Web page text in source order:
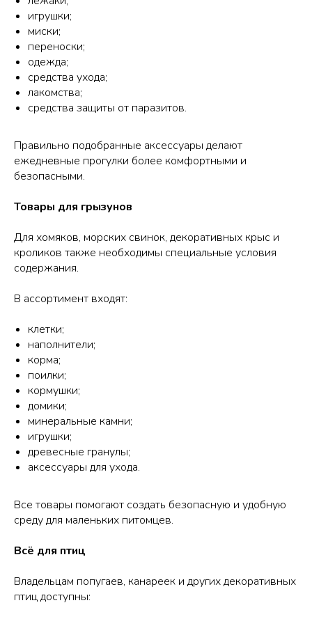
игрушки;
миски;
переноски;
одежда;
средства ухода;
лакомства;
средства защиты от паразитов.
Правильно подобранные аксессуары делают
ежедневные прогулки более комфортными и
безопасными.
Товары для грызунов
Для хомяков, морских свинок, декоративных крыс и
кроликов также необходимы специальные условия
содержания.
В ассортимент входят:
клетки;
наполнители;
корма;
поилки;
кормушки;
домики;
минеральные камни;
игрушки;
древесные гранулы;
аксессуары для ухода.
Все товары помогают создать безопасную и удобную
среду для маленьких питомцев.
Всё для птиц
Владельцам попугаев, канареек и других декоративных
птиц доступны: